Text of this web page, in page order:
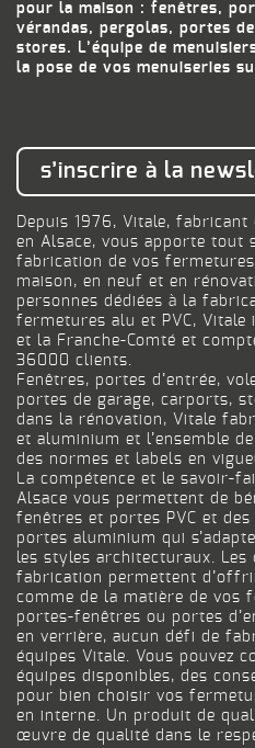
pour la maison : fenêtres,
vérandas, pergolas, portes
stores. L’équipe de
la pose de vos menuiseries
s’inscrire à la
Depuis 1976, Vitale, fabricant
en Alsace, vous apporte tout
fabrication de vos
maison, en neuf et en
personnes dédiées à la
fermetures alu et PVC, Vitale
et la Franche-Comté et
36000 clients.
Fenêtres, portes d’entrée,
portes de garage, carports,
dans la rénovation, Vitale
et aluminium et l’ensemble
des normes et labels en
La compétence et le savoir-
Alsace vous permettent de
fenêtres et portes PVC et
portes aluminium qui
les styles architecturaux.
fabrication permettent
comme de la matière de vos
portes-fenêtres ou portes
en verrière, aucun défi de
équipes Vitale. Vous pouvez
équipes disponibles, des
pour bien choisir vos
en interne. Un produit de
œuvre de qualité dans le